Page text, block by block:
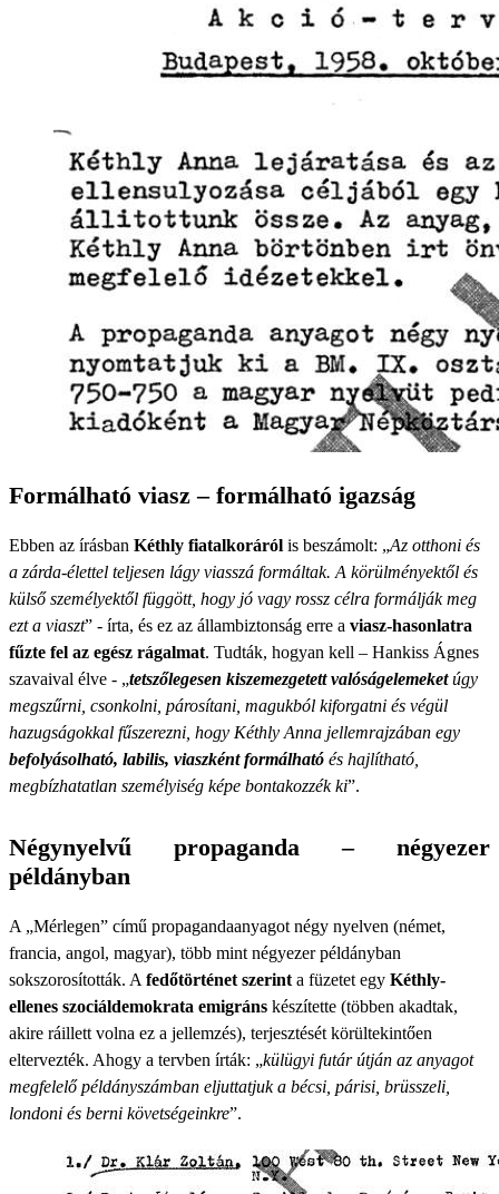
Formálható viasz – formálható igazság
Ebben az írásban Kéthly fiatalkoráról is beszámolt: „Az otthoni és
a zárda-élettel teljesen lágy viasszá formáltak. A körülményektől és
külső személyektől függött, hogy jó vagy rossz célra formálják meg
ezt a viaszt” - írta, és ez az állambiztonság erre a viasz-hasonlatra
fűzte fel az egész rágalmat. Tudták, hogyan kell – Hankiss Ágnes
szavaival élve - „tetszőlegesen kiszemezgetett valóságelemeketúgy
megszűrni, csonkolni, párosítani, magukból kiforgatni és végül
hazugságokkal fűszerezni, hogy Kéthly Anna jellemrajzában egy
befolyásolható, labilis, viaszként formálható és hajlítható,
megbízhatatlan személyiség képe bontakozzék ki”.
Négynyelvű propaganda – négyezer
példányban
A „Mérlegen” című propagandaanyagot négy nyelven (német,
francia, angol, magyar), több mint négyezer példányban
sokszorosították. A fedőtörténet szerint a füzetet egy Kéthly-
ellenes szociáldemokrata emigráns készítette (többen akadtak,
akire ráillett volna ez a jellemzés), terjesztését körültekintően
eltervezték. Ahogy a tervben írták: „külügyi futár útján az anyagot
megfelelő példányszámban eljuttatjuk a bécsi, párisi, brüsszeli,
londoni és berni követségeinkre”.